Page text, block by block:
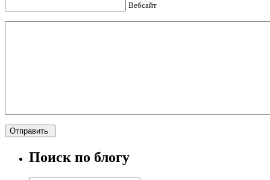
Вебсайт
Поиск по блогу